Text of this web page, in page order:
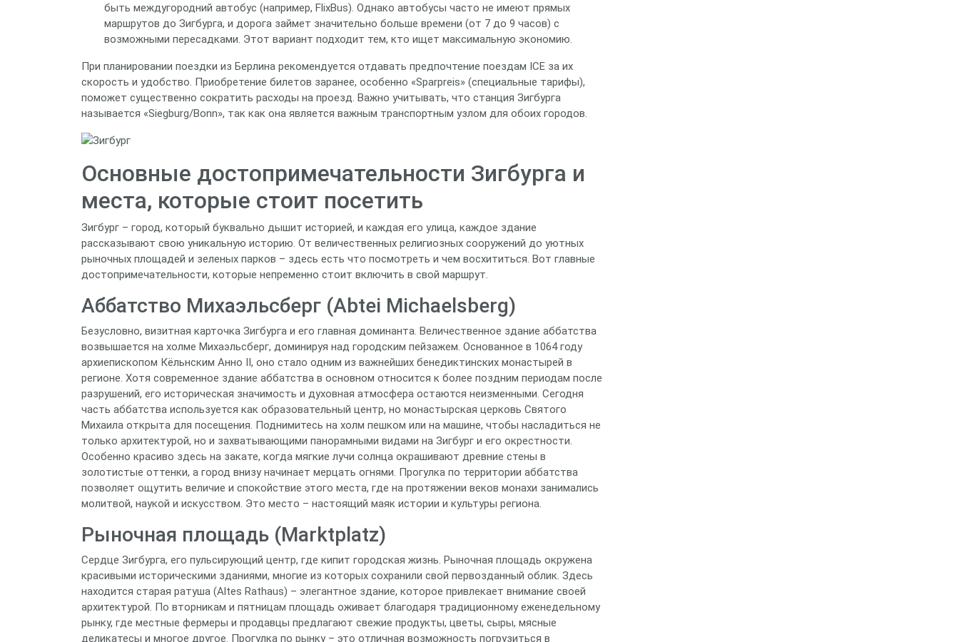
быть междугородний автобус (например, FlixBus). Однако автобусы часто не имеют прямых
маршрутов до Зигбурга, и дорога займет значительно больше времени (от 7 до 9 часов) с
возможными пересадками. Этот вариант подходит тем, кто ищет максимальную экономию.
При планировании поездки из Берлина рекомендуется отдавать предпочтение поездам ICE за их
скорость и удобство. Приобретение билетов заранее, особенно «Sparpreis» (специальные тарифы),
поможет существенно сократить расходы на проезд. Важно учитывать, что станция Зигбурга
называется «Siegburg/Bonn», так как она является важным транспортным узлом для обоих городов.
Основные достопримечательности Зигбурга и
места, которые стоит посетить
Зигбург – город, который буквально дышит историей, и каждая его улица, каждое здание
рассказывают свою уникальную историю. От величественных религиозных сооружений до уютных
рыночных площадей и зеленых парков – здесь есть что посмотреть и чем восхититься. Вот главные
достопримечательности, которые непременно стоит включить в свой маршрут.
Аббатство Михаэльсберг (Abtei Michaelsberg)
Безусловно, визитная карточка Зигбурга и его главная доминанта. Величественное здание аббатства
возвышается на холме Михаэльсберг, доминируя над городским пейзажем. Основанное в 1064 году
архиепископом Кёльнским Анно II, оно стало одним из важнейших бенедиктинских монастырей в
регионе. Хотя современное здание аббатства в основном относится к более поздним периодам после
разрушений, его историческая значимость и духовная атмосфера остаются неизменными. Сегодня
часть аббатства используется как образовательный центр, но монастырская церковь Святого
Михаила открыта для посещения. Поднимитесь на холм пешком или на машине, чтобы насладиться не
только архитектурой, но и захватывающими панорамными видами на Зигбург и его окрестности.
Особенно красиво здесь на закате, когда мягкие лучи солнца окрашивают древние стены в
золотистые оттенки, а город внизу начинает мерцать огнями. Прогулка по территории аббатства
позволяет ощутить величие и спокойствие этого места, где на протяжении веков монахи занимались
молитвой, наукой и искусством. Это место – настоящий маяк истории и культуры региона.
Рыночная площадь (Marktplatz)
Сердце Зигбурга, его пульсирующий центр, где кипит городская жизнь. Рыночная площадь окружена
красивыми историческими зданиями, многие из которых сохранили свой первозданный облик. Здесь
находится старая ратуша (Altes Rathaus) – элегантное здание, которое привлекает внимание своей
архитектурой. По вторникам и пятницам площадь оживает благодаря традиционному еженедельному
рынку, где местные фермеры и продавцы предлагают свежие продукты, цветы, сыры, мясные
деликатесы и многое другое. Прогулка по рынку – это отличная возможность погрузиться в